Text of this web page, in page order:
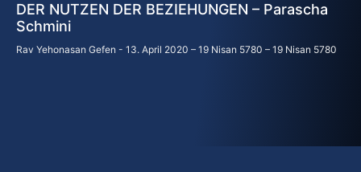
DER NUTZEN DER BEZIEHUNGEN – Parascha
Schmini
Rav Yehonasan Gefen 13. April 2020 – 19 Nisan 5780 – 19 Nisan 5780